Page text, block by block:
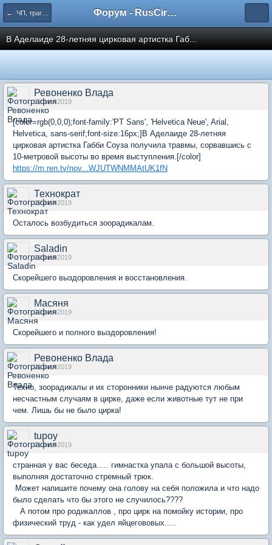
← ЧП, трагедии Форум - RusCircus.ru
В Аделаиде 28-летняя цирковая артистка Габ...
Ревоненко Влада
19 июл 2019
[color=rgb(0,0,0);font-family:'PT Sans', 'Helvetica Neue', Arial,
Helvetica, sans-serif;font-size:16px;]В Аделаиде 28-летняя
цирковая артистка Габби Соуза получила травмы, сорвавшись с
10-метровой высоты во время выступления.[/color]
https://m.ren.tv/nov...WJUTWNMMAtUK1fN
Технократ
19 июл 2019
Осталось возбудиться зоорадикалам.
Saladin
19 июл 2019
Скорейшего выздоровления и восстановления.
Масяня
20 июл 2019
Скорейшего и полного выздоровления!
Ревоненко Влада
21 июл 2019
Техно, зоорадикалы и их сторонники нынче радуются любым
несчастным случаям в цирке, даже если животные тут не при
чем. Лишь бы не было цирка!
tupoy
21 июл 2019
странная у вас беседа..... гимнастка упала с большой высоты,
выполняя достаточно стремный трюк.
Может напишите почему она голову на себя положила и что надо
было сделать что бы этого не случилось????
А потом про родикаллов , про цирк на помойку истории, про
физический труд - как удел яйцегововых.....